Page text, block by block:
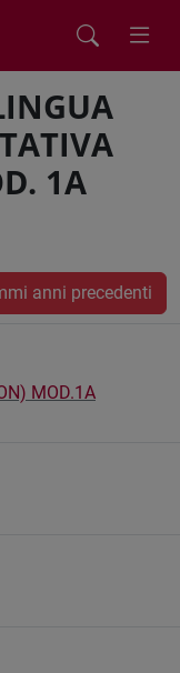
1A
anni precedenti
MOD.1A